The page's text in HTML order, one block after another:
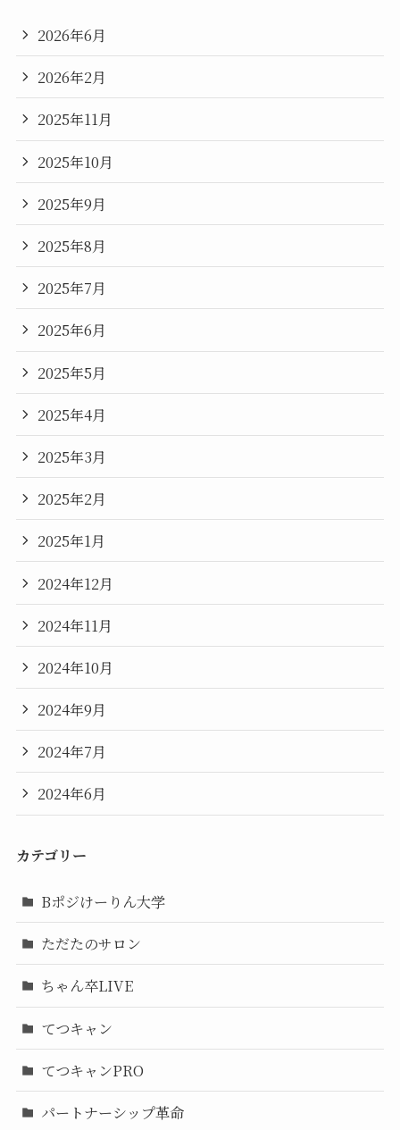
2026年6月
2026年2月
2025年11月
2025年10月
2025年9月
2025年8月
2025年7月
2025年6月
2025年5月
2025年4月
2025年3月
2025年2月
2025年1月
2024年12月
2024年11月
2024年10月
2024年9月
2024年7月
2024年6月
カテゴリー
Bポジけーりん大学
ただたのサロン
ちゃん卒LIVE
てつキャン
てつキャンPRO
パートナーシップ革命